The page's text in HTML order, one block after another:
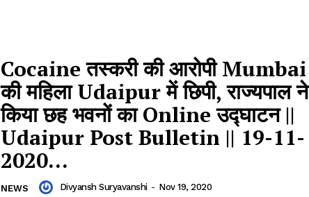
Cocaine तस्करी की आरोपी Mumbai
की महिला Udaipur में छिपी, राज्यपाल ने
किया छह भवनों का Online उद्घाटन ||
Udaipur Post Bulletin || 19-11-
2020...
NEWS Divyansh Suryavanshi - Nov 19, 2020